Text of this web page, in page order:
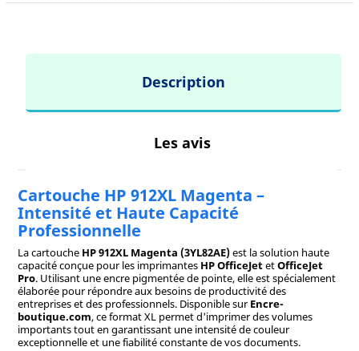
Description
Les avis
Cartouche HP 912XL Magenta –
Intensité et Haute Capacité
Professionnelle
La cartouche HP 912XL Magenta (3YL82AE)est la solution haute
capacité conçue pour les imprimantes HP OfficeJetetOfficeJet
Pro. Utilisant une encre pigmentée de pointe, elle est spécialement
élaborée pour répondre aux besoins de productivité des
entreprises et des professionnels. Disponible surEncre-
boutique.com, ce format XL permet d'imprimer des volumes
importants tout en garantissant une intensité de couleur
exceptionnelle et une fiabilité constante de vos documents.